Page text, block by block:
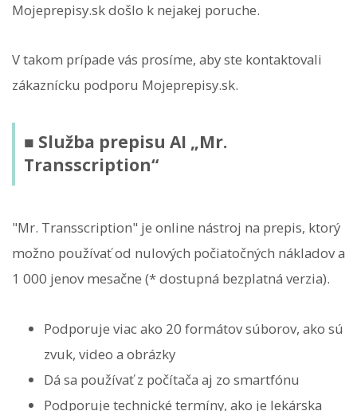
Mojeprepisy.sk došlo k nejakej poruche.
V takom prípade vás prosíme, aby ste kontaktovali
zákaznícku podporu Mojeprepisy.sk.
■ Služba prepisu AI „Mr.
Transscription“
"Mr. Transscription" je online nástroj na prepis, ktorý
možno používať od nulových počiatočných nákladov a
1 000 jenov mesačne (* dostupná bezplatná verzia).
Podporuje viac ako 20 formátov súborov, ako sú
zvuk, video a obrázky
Dá sa používať z počítača aj zo smartfónu
Podporuje technické termíny, ako je lekárska